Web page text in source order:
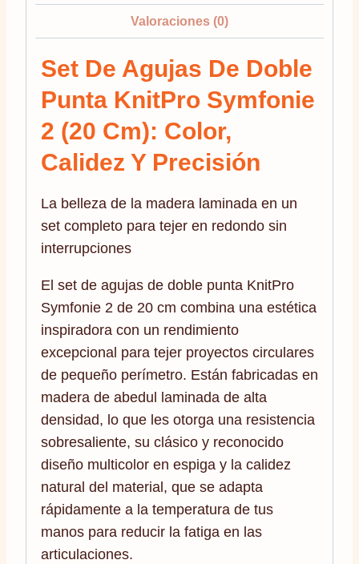
Valoraciones (0)
Set De Agujas De Doble
Punta KnitPro Symfonie
2 (20 Cm): Color,
Calidez Y Precisión
La belleza de la madera laminada en un
set completo para tejer en redondo sin
interrupciones
El set de agujas de doble punta KnitPro
Symfonie 2 de 20 cm combina una estética
inspiradora con un rendimiento
excepcional para tejer proyectos circulares
de pequeño perímetro. Están fabricadas en
madera de abedul laminada de alta
densidad, lo que les otorga una resistencia
sobresaliente, su clásico y reconocido
diseño multicolor en espiga y la calidez
natural del material, que se adapta
rápidamente a la temperatura de tus
manos para reducir la fatiga en las
articulaciones.